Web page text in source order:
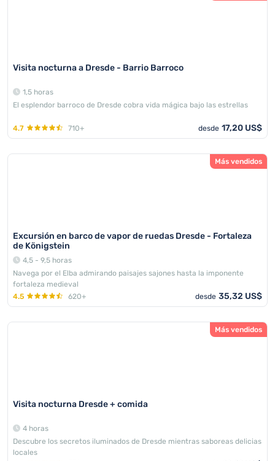
Visita nocturna a Dresde - Barrio Barroco
1,5 horas
El esplendor barroco de Dresde cobra vida mágica bajo las estrellas
4.7 710+ desde 17,20 US$
Más vendidos
Excursión en barco de vapor de ruedas Dresde - Fortaleza
de Königstein
4,5 - 9,5 horas
Navega por el Elba admirando paisajes sajones hasta la imponente
fortaleza medieval
4.5
620+ desde 35,32 US$
Más vendidos
Visita nocturna Dresde + comida
4 horas
Descubre los secretos iluminados de Dresde mientras saboreas delicias
locales